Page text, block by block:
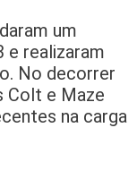
um
e realizaram
No decorrer
Colt e Maze
na carga